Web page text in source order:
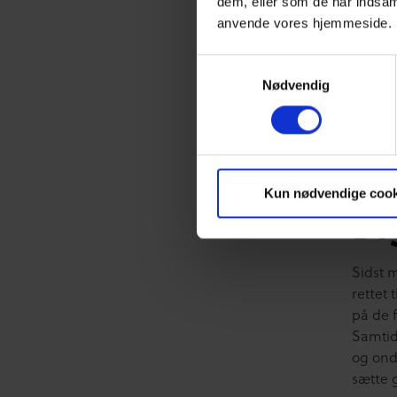
anvende vores hjemmeside.
Nødvendig
Kun nødvendige
som
en
sine
Du
Sidst
rettet
på de
og
sætte